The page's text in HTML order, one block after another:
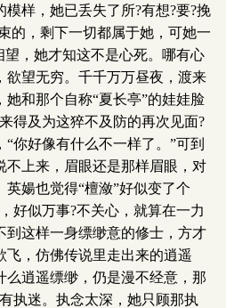
样，她已丢失了所?有想?要?挽
的，剩下一切都属于她，可她一
望，她才知这不是心死。哪有心
欲望无穷。千千万万昼夜，渡来
和那个自称“夏长亭”的娃娃脸
得及为这猝不及防的再次见面?
你好像有什么不一样了。”可到
不上来，眉眼还是那样眉眼，对
婸也觉得“檀潋”好似变了个
好似万事?不关心，就算在一力
到这样一身缥缈意的修士，方才
飞，仿佛传说里走出来的逍遥
么逍遥缥缈，仍是漫不经意，那
执迷。执念太深，她只顾那执